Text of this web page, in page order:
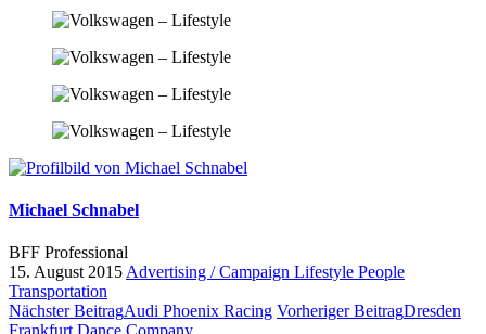
Michael Schnabel
BFF Professional
15. August 2015 Advertising / Campaign Lifestyle People
Transportation
Nächster BeitragAudi Phoenix Racing Vorheriger BeitragDresden